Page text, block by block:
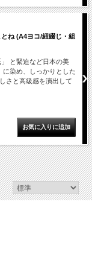
とね (A4ヨコ/紐綴じ・組
と緊迫など日本の美
に染め、しっかりとした
さと高級感を演出して